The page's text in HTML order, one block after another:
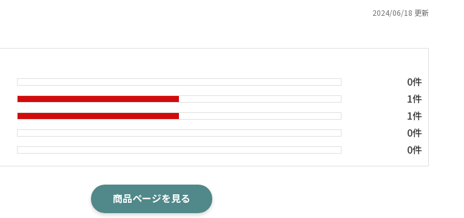
2024/06/18 更新
0件
1件
1件
0件
0件
商品ページを見る